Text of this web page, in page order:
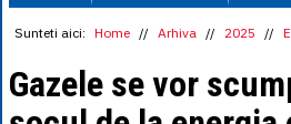
Sunteti aici: Home // Arhiva // 2025 //
Gazele se vor